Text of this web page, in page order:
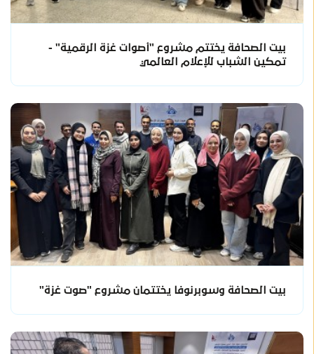
بيت الصحافة يختتم مشروع "أصوات غزة الرقمية" -
تمكين الشباب للإعلام العالمي
بيت الصحافة وسوبرنوفا يختتمان مشروع "صوت غزة"